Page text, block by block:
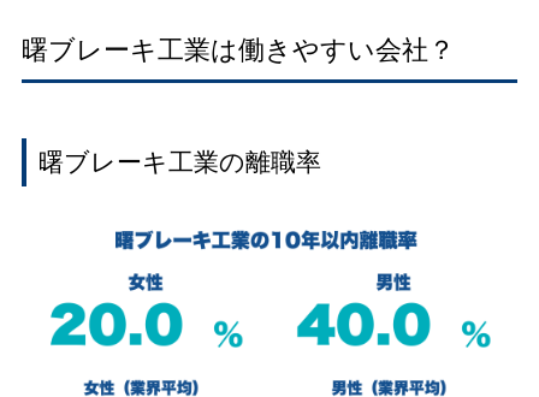
曙ブレーキ工業は働きやすい会社？
曙ブレーキ工業の離職率